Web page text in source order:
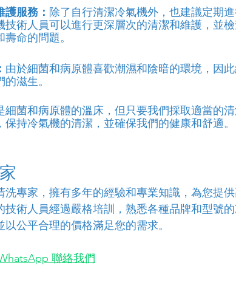
服務： 除了自行清潔冷氣機外，也建議定期
技術人員可以進行更深層次的清潔和維護，並
命的問題。
由於細菌和病原體喜歡潮濕和陰暗的環境，因
滋生。
菌和病原體的溫床，但只要我們採取適當的
持冷氣機的清潔，並確保我們的健康和舒適。
專家，擁有多年的經驗和專業知識，為您提
術人員經過嚴格培訓，熟悉各種品牌和型號
公平合理的價格滿足您的需求。
聯絡我們